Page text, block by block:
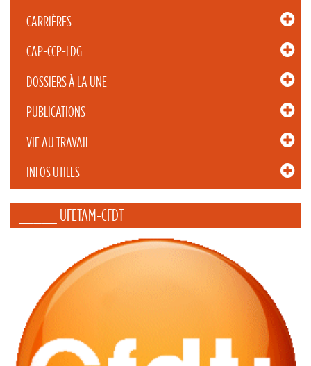
CARRIÈRES
CAP-CCP-LDG
DOSSIERS À LA UNE
PUBLICATIONS
VIE AU TRAVAIL
INFOS UTILES
_____ UFETAM-CFDT